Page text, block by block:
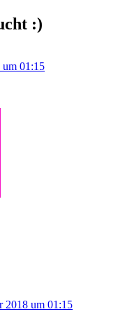
:)
um 01:15
2018 um 01:15